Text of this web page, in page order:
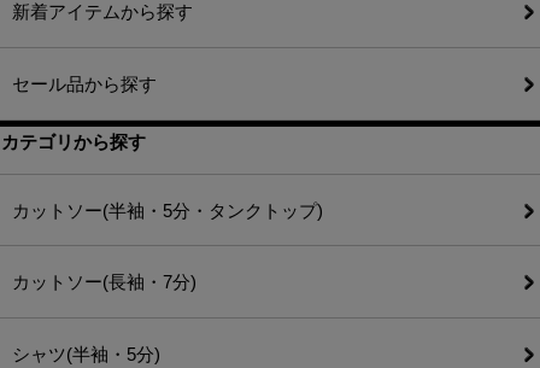
新着アイテムから探す
セール品から探す
カテゴリから探す
カットソー(半袖・5分・タンクトップ)
カットソー(長袖・7分)
シャツ(半袖・5分)